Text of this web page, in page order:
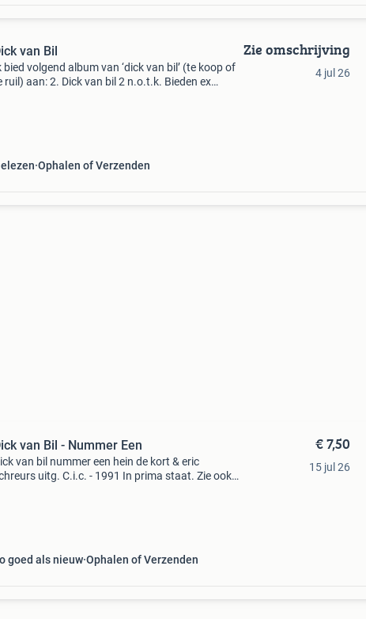
van Bil
bied volgend album van ‘dick van bil’ (te koop of
ruil) aan: 2. Dick van bil 2 n.o.t.k. Bieden ex
Ophalen of Verzenden
Zie omschrijving
4 jul 26
van Bil - Nummer Een
van bil nummer een hein de kort & eric
uitg. C.i.c. - 1991 In prima staat. Zie ook
goed als nieuw Ophalen of Verzenden
€ 7,50
15 jul 26